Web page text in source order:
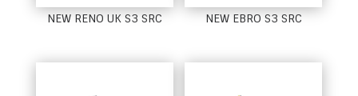
NEW RENO UK S3 SRC NEW EBRO S3 SRC